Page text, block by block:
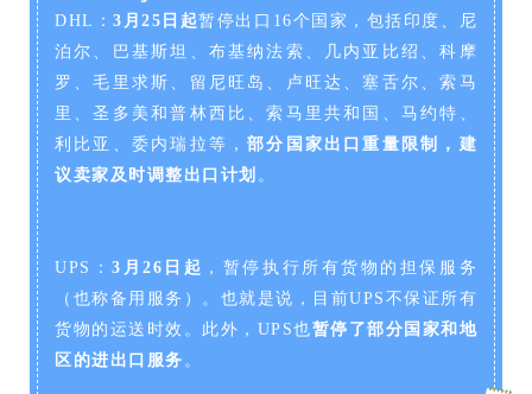
DHL：3月25日 起暂停出口16个国家，包括印度、尼
泊尔、巴基斯坦、布基纳法索、几内亚比绍、科摩
罗、毛里求斯、留尼旺岛、卢旺达、塞舌尔、索马
里、圣多美和普林西比、索马里共和国、马约特、
利比亚、委内瑞拉等，部分国家出口重量限制，建
议卖家及时调整出口计划 。
UPS：3月26日起 ，暂停执行所有货物的担保服务
（也称备用服务）。也就是说，目前UPS不保证所有
货物的运送时效。此外，UPS也暂停了部分国家和地
区的进出口服务 。